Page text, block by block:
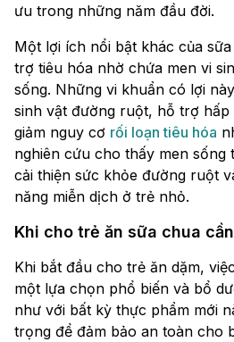
ưu trong những năm đầu đời.
Một lợi ích nổi bật khác của
trợ tiêu hóa nhờ chứa men vi
sống. Những vi khuẩn có lợi
sinh vật đường ruột, hỗ trợ hấp
giảm nguy cơ rối loạn tiêu hóa
nghiên cứu cho thấy men sống
cải thiện sức khỏe đường ruột
năng miễn dịch ở trẻ nhỏ.
Khi cho trẻ ăn sữa chua
Khi bắt đầu cho trẻ ăn dặm,
một lựa chọn phổ biến và bổ
như với bất kỳ thực phẩm mới
trọng để đảm bảo an toàn cho